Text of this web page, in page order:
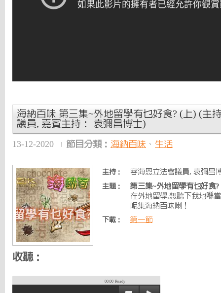
海納百味 第三集~外地留學有乜好食? (上) (主
議員, 嘉賓主持： 袁彌昌博士)
13-12-2020 節目分類： 海納百味 、 生活
主持： 容海恩立法會議員, 袁彌昌
主題：
第三集~外地留學有乜好食?
在外地留學,想聽下我地喺
呢集海納百味喇！
下載： 第一節
收聽：
00:00 Ready